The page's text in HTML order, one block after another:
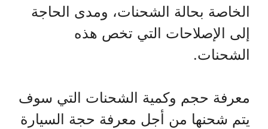
الخاصة بحالة الشحنات، ومدى الحاجة
إلى الإصلاحات التي تخص هذه
الشحنات.
معرفة حجم وكمية الشحنات التي سوف
يتم شحنها من أجل معرفة حجة السيارة